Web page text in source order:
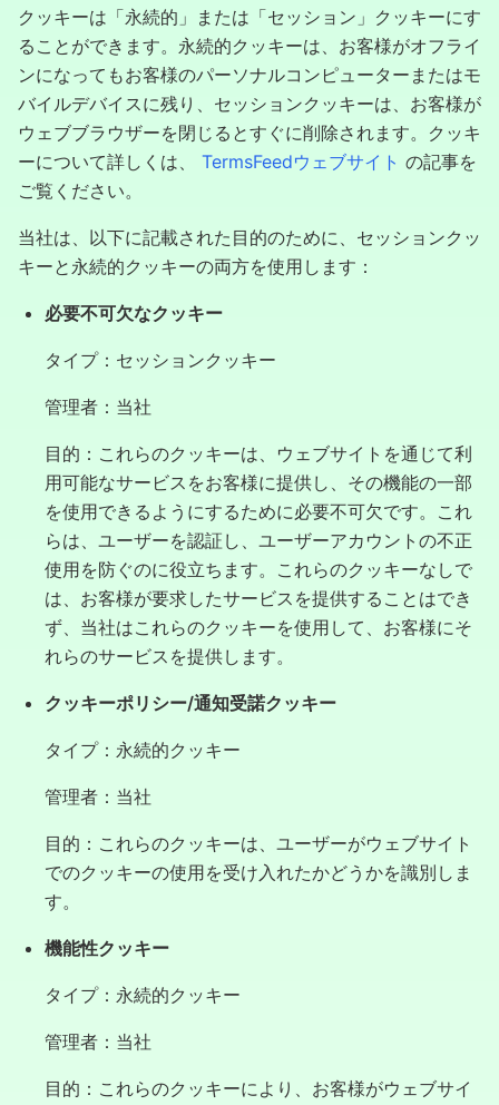
クッキーは「永続的」または「セッション」クッキーにす
ることができます。永続的クッキーは、お客様がオフライ
ンになってもお客様のパーソナルコンピューターまたはモ
バイルデバイスに残り、セッションクッキーは、お客様が
ウェブブラウザーを閉じるとすぐに削除されます。クッキ
ーについて詳しくは、
TermsFeedウェブサイト の記事を
ご覧ください。
当社は、以下に記載された目的のために、セッションクッ
キーと永続的クッキーの両方を使用します：
必要不可欠なクッキー
タイプ：セッションクッキー
管理者：当社
目的：これらのクッキーは、ウェブサイトを通じて利
用可能なサービスをお客様に提供し、その機能の一部
を使用できるようにするために必要不可欠です。これ
らは、ユーザーを認証し、ユーザーアカウントの不正
使用を防ぐのに役立ちます。これらのクッキーなしで
は、お客様が要求したサービスを提供することはでき
ず、当社はこれらのクッキーを使用して、お客様にそ
れらのサービスを提供します。
クッキーポリシー/通知受諾クッキー
タイプ：永続的クッキー
管理者：当社
目的：これらのクッキーは、ユーザーがウェブサイト
でのクッキーの使用を受け入れたかどうかを識別しま
す。
機能性クッキー
タイプ：永続的クッキー
管理者：当社
目的：これらのクッキーにより、お客様がウェブサイ